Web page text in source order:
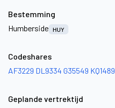
Bestemming
Humberside HUY
Codeshares
AF3229 DL9334 G35549 KQ1489
Geplande vertrektijd